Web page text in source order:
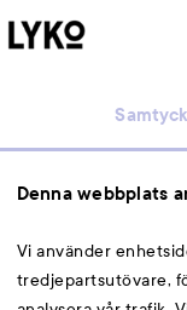
Denna webbplats
Vi använder
tredjepartsutövare,